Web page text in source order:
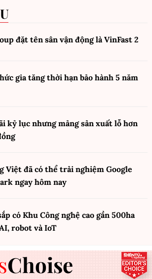
đặt tên sân vận động là VinFast 2
gia tăng thời hạn bảo hành 5 năm
kỷ lục nhưng mảng sản xuất lỗ hơn
Việt đã có thể trải nghiệm Google
ngay hôm nay
có Khu Công nghệ cao gần 500ha
robot và IoT
Choise